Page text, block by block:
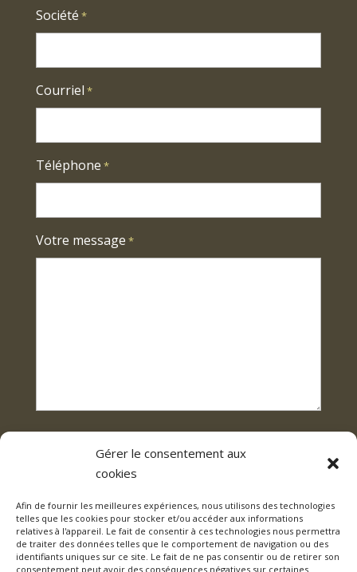
Gérer le consentement aux
cookies
Afin de fournir les meilleures expériences, nous utilisons des technologies
telles que les cookies pour stocker et/ou accéder aux informations
relatives à l'appareil. Le fait de consentir à ces technologies nous permettra
de traiter des données telles que le comportement de navigation ou des
identifiants uniques sur ce site. Le fait de ne pas consentir ou de retirer son
consentement peut avoir des conséquences négatives sur certaines
Société *
Courriel *
Téléphone *
Votre message *
POLITIQUE DE CONFIDENTIALITÉ/ Tous droits réservés ©